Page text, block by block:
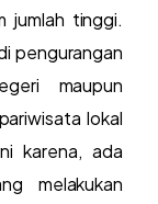
jumlah tinggi.
pengurangan
maupun
lokal
karena, ada
melakukan